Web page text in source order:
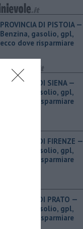
PROVINCIA DI PISTOIA — ​
Benzina, gasolio, gpl,
ecco dove risparmiare
PROVINCIA DI SIENA — ​
Benzina, gasolio, gpl,
ecco dove risparmiare
PROVINCIA DI FIRENZE — ​
Benzina, gasolio, gpl,
ecco dove risparmiare
PROVINCIA DI PRATO — ​
Benzina, gasolio, gpl,
ecco dove risparmiare